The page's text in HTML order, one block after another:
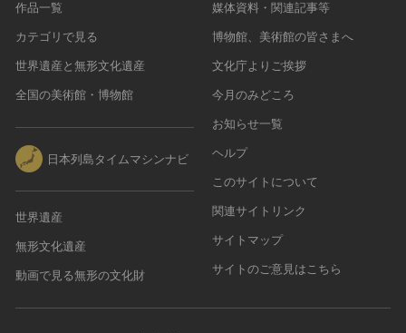
作品一覧
カテゴリで見る
世界遺産と無形文化遺産
全国の美術館・博物館
日本列島タイムマシンナビ
世界遺産
無形文化遺産
動画で見る無形の文化財
媒体資料・関連記事等
博物館、美術館の皆さまへ
文化庁よりご挨拶
今月のみどころ
お知らせ一覧
ヘルプ
このサイトについて
関連サイトリンク
サイトマップ
サイトのご意見はこちら